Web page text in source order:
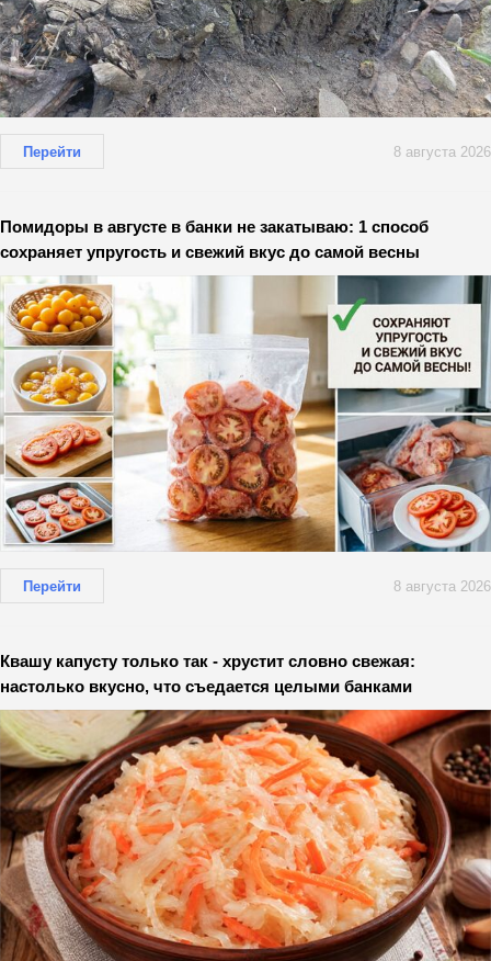
Перейти 8 августа 2026
Помидоры в августе в банки не закатываю: 1 способ
сохраняет упругость и свежий вкус до самой весны
Перейти 8 августа 2026
Квашу капусту только так - хрустит словно свежая:
настолько вкусно, что съедается целыми банками